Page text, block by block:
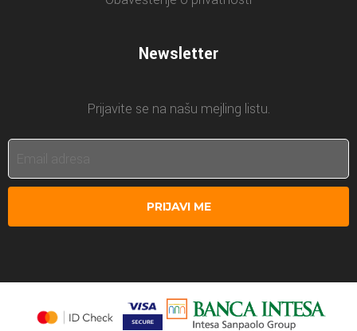
Newsletter
Prijavite se na našu mejling listu.
PRIJAVI ME